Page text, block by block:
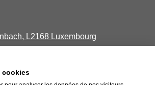
L2168 Luxembourg
L 9040 Ettelbruck
cookies